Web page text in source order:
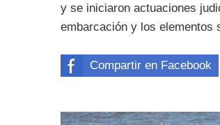
y se iniciaron actuaciones
embarcación y los elementos
Compartir en Facebook